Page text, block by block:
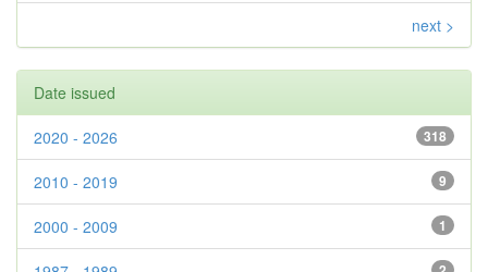
next >
Date issued
318
2020 - 2026
9
2010 - 2019
1
2000 - 2009